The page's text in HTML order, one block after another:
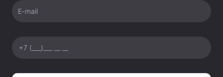
вспышку с выдержками до 1/8000 секунды.
E-mail